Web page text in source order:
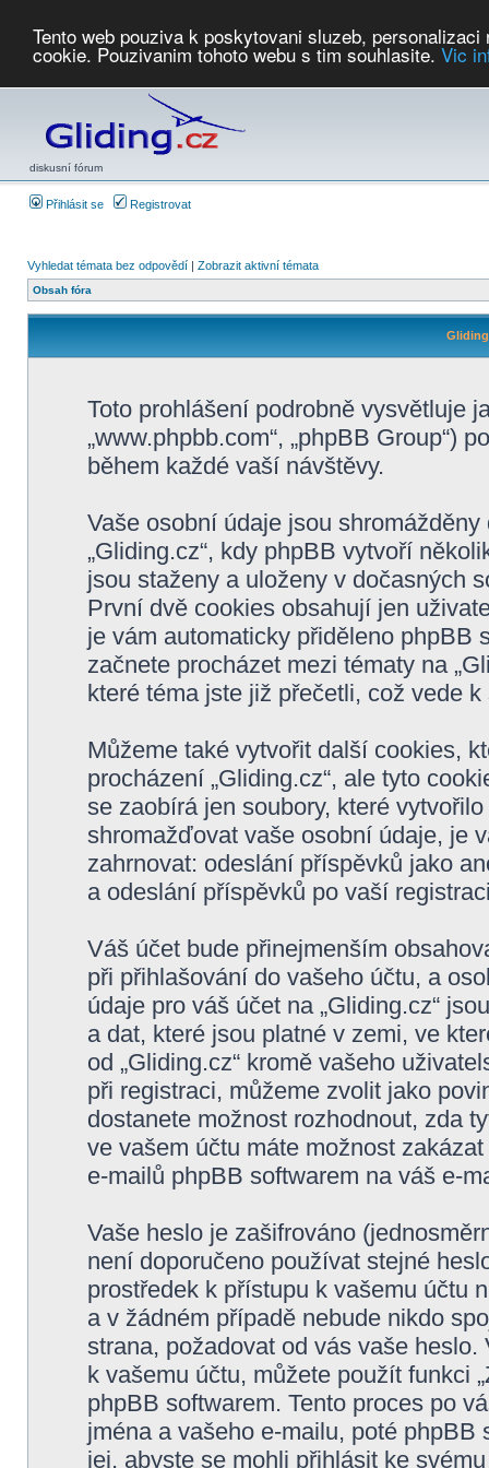
Tento web pouziva k poskytovani sluzeb,
cookie. Pouzivanim tohoto webu s tim souhlasite. Vic
diskusní fórum
Přihlásit se Registrovat
Vyhledat témata bez odpovědí | Zobrazit aktivní témata
Obsah fóra
Toto prohlášení podrobně vysvětluje
„www.phpbb.com“, „phpBB Group“)
během každé vaší návštěvy.
Vaše osobní údaje jsou
„Gliding.cz“, kdy phpBB vytvoří
jsou staženy a uloženy v dočasných
První dvě cookies obsahují jen
je vám automaticky přiděleno phpBB
začnete procházet mezi tématy na
které téma jste již přečetli, což vede
Můžeme také vytvořit další cookies,
procházení „Gliding.cz“, ale tyto
se zaobírá jen soubory, které
shromažďovat vaše osobní údaje, je
zahrnovat: odeslání příspěvků jako
a odeslání příspěvků po vaší
Váš účet bude přinejmenším
při přihlašování do vašeho účtu, a
údaje pro váš účet na „Gliding.cz“
a dat, které jsou platné v zemi, ve
od „Gliding.cz“ kromě vašeho
při registraci, můžeme zvolit jako
dostanete možnost rozhodnout, zda
ve vašem účtu máte možnost
e-mailů phpBB softwarem na váš e-
Vaše heslo je zašifrováno
není doporučeno používat stejné
prostředek k přístupu k vašemu účtu
a v žádném případě nebude nikdo
strana, požadovat od vás vaše
k vašemu účtu, můžete použít funkci
phpBB softwarem. Tento proces po
jména a vašeho e-mailu, poté
jej, abyste se mohli přihlásit ke